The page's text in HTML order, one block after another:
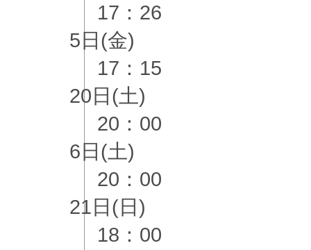
17：26
5日(金)
17：15
20日(土)
20：00
6日(土)
20：00
21日(日)
18：00